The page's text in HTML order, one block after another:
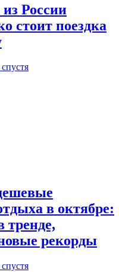
России
стоит поездка
в октябре:
тренде,
рекорды